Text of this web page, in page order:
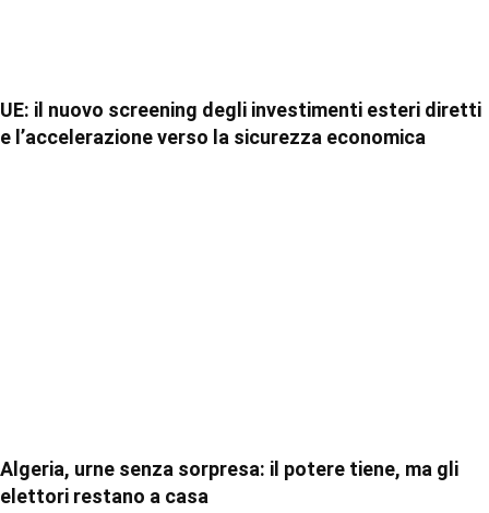
UE: il nuovo screening degli investimenti esteri diretti
e l’accelerazione verso la sicurezza economica
Algeria, urne senza sorpresa: il potere tiene, ma gli
elettori restano a casa